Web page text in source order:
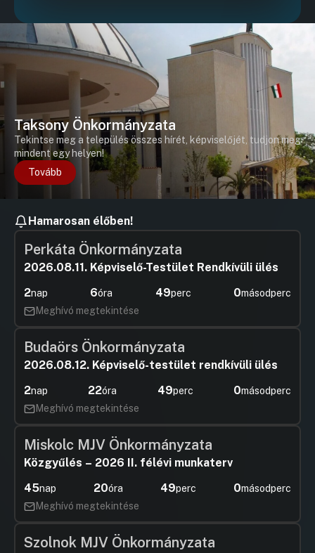
Taksony Önkormányzata
Tekintse meg a település összes hírét, képviselőjét, tudjon meg
mindent egy helyen!
Tovább
Hamarosan élőben!
Perkáta Önkormányzata
2026.08.11. Képviselő-Testület Rendkívüli ülés
2nap 6óra 49perc 0másodperc
Meghívó megtekintése
Budaörs Önkormányzata
2026.08.12. Képviselő-testület rendkívüli ülés
2nap 22óra 49perc 0másodperc
Meghívó megtekintése
Miskolc MJV Önkormányzata
Közgyűlés – 2026 II. félévi munkaterv
45nap 20óra 49perc 0másodperc
Meghívó megtekintése
Szolnok MJV Önkormányzata